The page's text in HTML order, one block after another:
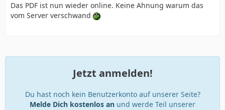
Das PDF ist nun wieder online. Keine Ahnung warum das
vom Server verschwand
Jetzt anmelden!
Du hast noch kein Benutzerkonto auf unserer Seite?
Melde Dich kostenlos an und werde Teil unserer